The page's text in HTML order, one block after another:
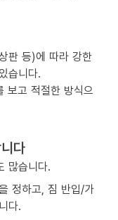
판 등)에 따라 강한
습니다.
보고 적절한 방식으
다
많습니다.
정하고, 짐 반입/가
다.